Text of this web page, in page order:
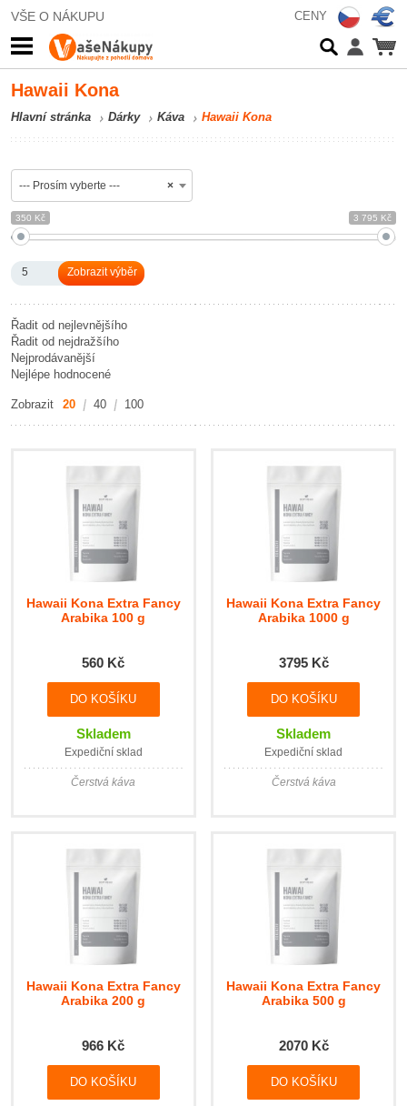
VŠE O NÁKUPU CENY
Hawaii Kona
Hlavní stránka Dárky Káva Hawaii Kona
×
--- Prosím vyberte ---
350 Kč 3 795 Kč
5
Řadit od nejlevnějšího
Řadit od nejdražšího
Nejprodávanější
Nejlépe hodnocené
Zobrazit 20 40 100
Hawaii Kona Extra Fancy
Arabika 100 g
560 Kč
DO KOŠÍKU
Skladem
Expediční sklad
Čerstvá káva
Hawaii Kona Extra Fancy
Arabika 1000 g
3795 Kč
DO KOŠÍKU
Skladem
Expediční sklad
Čerstvá káva
Hawaii Kona Extra Fancy
Arabika 200 g
966 Kč
DO KOŠÍKU
Hawaii Kona Extra Fancy
Arabika 500 g
2070 Kč
DO KOŠÍKU